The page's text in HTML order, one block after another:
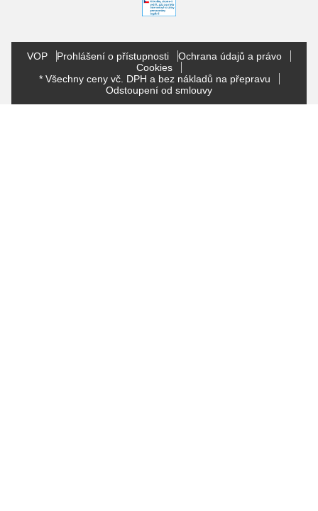
VOP Prohlášení o přístupnosti
Ochrana údajů a právo
Cookies
* Všechny ceny vč. DPH a bez nákladů na přepravu
Odstoupení od smlouvy